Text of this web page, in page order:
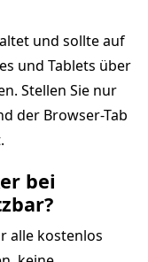
und sollte auf
und Tablets über
Stellen Sie nur
der Browser-Tab
bei
alle kostenlos